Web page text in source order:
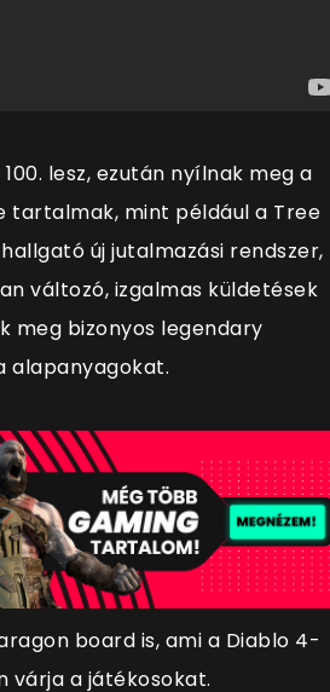
lesz, ezután nyílnak meg a
tartalmak, mint például a Tree
új jutalmazási rendszer,
változó, izgalmas küldetések
meg bizonyos legendary
alapanyagokat.
board is, ami a Diablo 4-
várja a játékosokat.